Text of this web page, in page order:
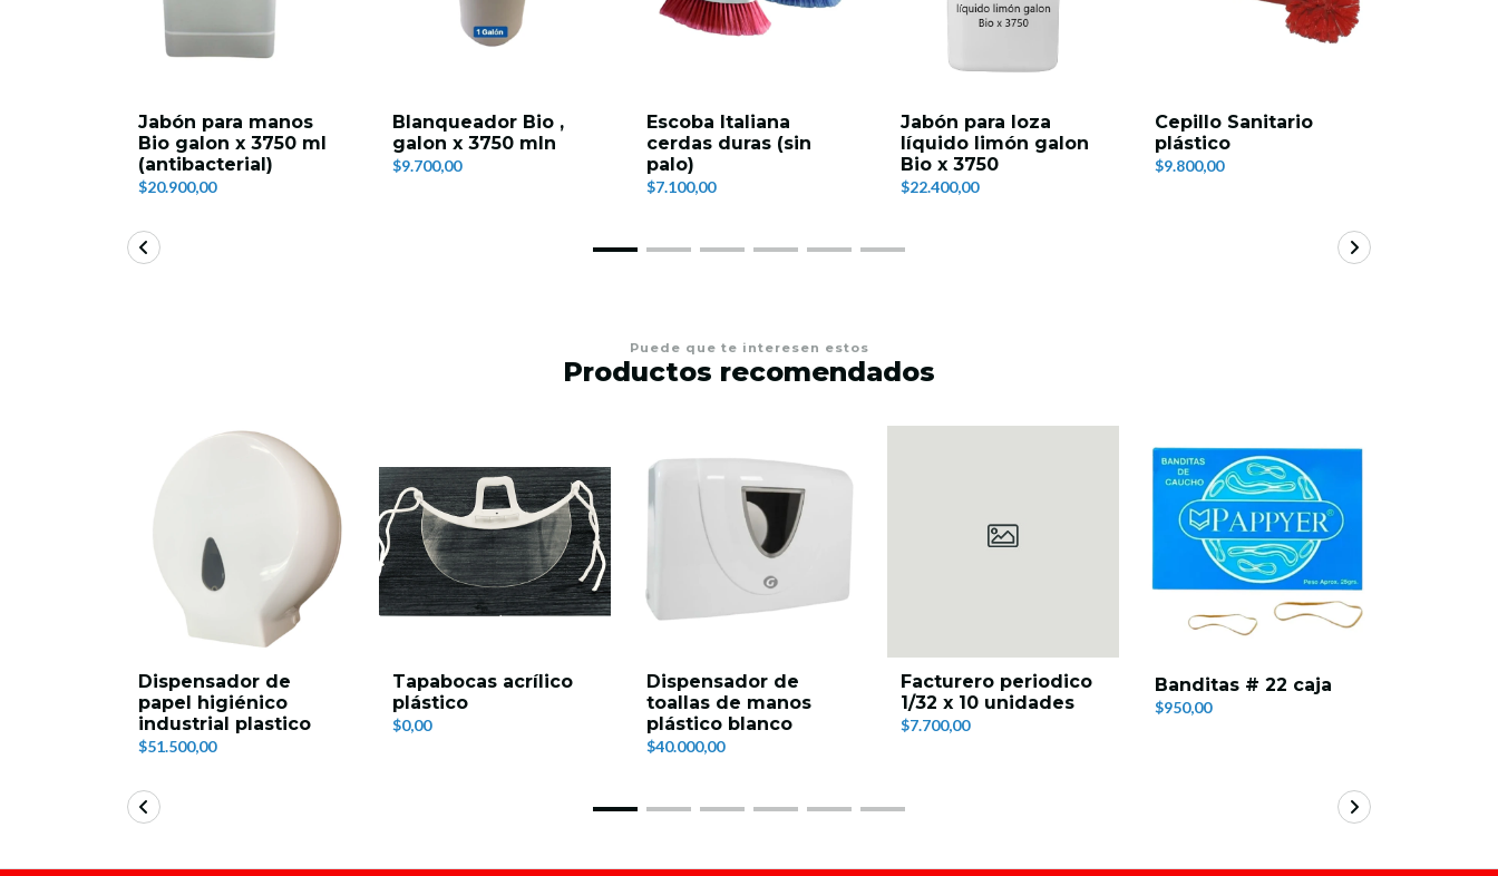
Jabón para manos
Bio galon x 3750 ml
(antibacterial)
$20.900,00
Blanqueador Bio ,
galon x 3750 mln
$9.700,00
Escoba Italiana
cerdas duras (sin
palo)
$7.100,00
Jabón para loza
líquido limón galon
Bio x 3750
$22.400,00
Cepillo Sanitario
plástico
$9.800,00
Puede que te interesen estos
Productos recomendados
Dispensador de
papel higiénico
industrial plastico
$51.500,00
Tapabocas acrílico
plástico
$0,00
Dispensador de
toallas de manos
plástico blanco
$40.000,00
Facturero periodico
1/32 x 10 unidades
$7.700,00
Banditas # 22 caja
$950,00